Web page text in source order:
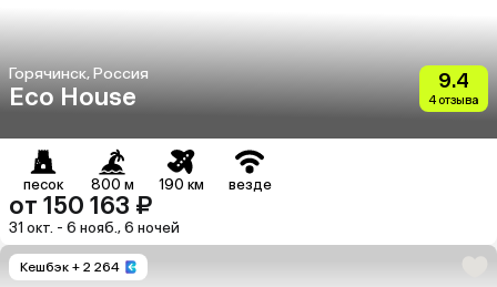
Горячинск, Россия
Eco House
9.4
4 отзыва
песок 800 м 190 км везде
от 150 163 ₽
31 окт. - 6 нояб., 6 ночей
Кешбэк + 2 264